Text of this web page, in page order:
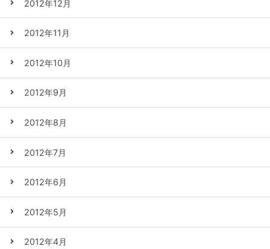
2012年12月
2012年11月
2012年10月
2012年9月
2012年8月
2012年7月
2012年6月
2012年5月
2012年4月